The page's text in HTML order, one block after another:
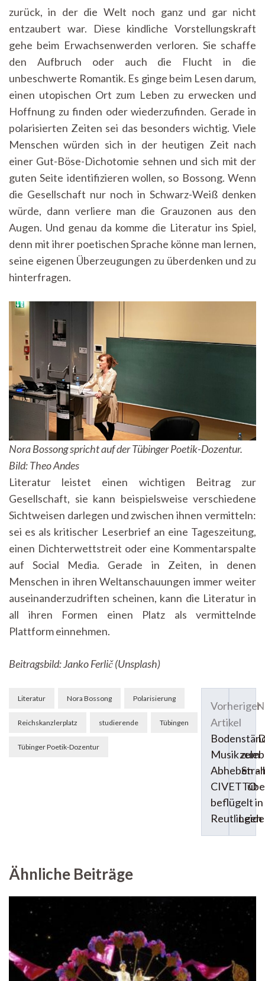
zurück, in der die Welt noch ganz und gar nicht
entzaubert war. Diese kindliche Vorstellungskraft
gehe beim Erwachsenwerden verloren. Sie schaffe
den Aufbruch oder auch die Flucht in die
unbeschwerte Romantik. Es ginge beim Lesen darum,
einen utopischen Ort zum Leben zu erwecken und
Hoffnung zu finden oder wiederzufinden. Gerade in
polarisierten Zeiten sei das besonders wichtig. Viele
Menschen würden sich in der heutigen Zeit nach
einer Gut-Böse-Dichotomie sehnen und sich mit der
guten Seite identifizieren wollen, so Bossong. Wenn
die Gesellschaft nur noch in Schwarz-Weiß denken
würde, dann verliere man die Grauzonen aus den
Augen. Und genau da komme die Literatur ins Spiel,
denn mit ihrer poetischen Sprache könne man lernen,
seine eigenen Überzeugungen zu überdenken und zu
hinterfragen.
Nora Bossong spricht auf der Tübinger Poetik-Dozentur.
Bild: Theo Andes
Literatur leistet einen wichtigen Beitrag zur
Gesellschaft, sie kann beispielsweise verschiedene
Sichtweisen darlegen und zwischen ihnen vermitteln:
sei es als kritischer Leserbrief an eine Tageszeitung,
einen Dichterwettstreit oder eine Kommentarspalte
auf Social Media. Gerade in Zeiten, in denen
Menschen in ihren Weltanschauungen immer weiter
auseinanderzudriften scheinen, kann die Literatur in
all ihren Formen einen Platz als vermittelnde
Plattform einnehmen.
Beitragsbild: Janko Ferlič (Unsplash)
Literatur Nora Bossong Polarisierung
Reichskanzlerplatz studierende Tübingen
Tübinger Poetik-Dozentur
Beitragsnavigation
Vorheriger
Artikel
Musik zum
Abheben –
CIVETTO
beflügelt in
Reutlingen
Ähnliche Beiträge